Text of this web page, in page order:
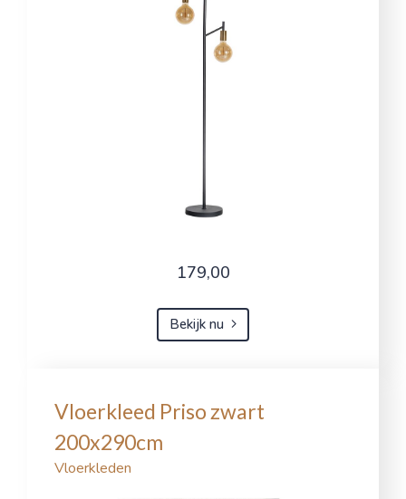
179,00
Bekijk nu
Vloerkleed Priso zwart
200x290cm
Vloerkleden